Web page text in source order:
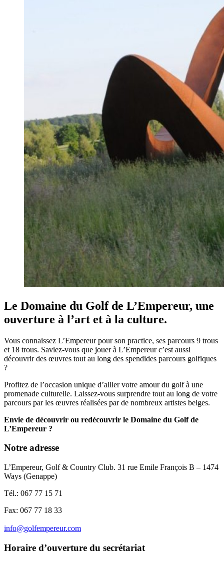
Le Domaine du Golf de L’Empereur, une
ouverture à l’art et à la culture.
Vous connaissez L’Empereur pour son practice, ses parcours 9 trous
et 18 trous. Saviez-vous que jouer à L’Empereur c’est aussi
découvrir des œuvres tout au long des spendides parcours golfiques
?
Profitez de l’occasion unique d’allier votre amour du golf à une
promenade culturelle. Laissez-vous surprendre tout au long de votre
parcours par les œuvres réalisées par de nombreux artistes belges.
Envie de découvrir ou redécouvrir le Domaine du Golf de
L’Empereur ?
Notre adresse
L’Empereur, Golf & Country Club. 31 rue Emile François B – 1474
Ways (Genappe)
Tél.: 067 77 15 71
Fax: 067 77 18 33
info@golfempereur.com
Horaire d’ouverture du secrétariat